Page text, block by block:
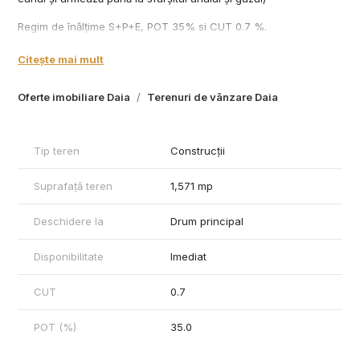
Oferte imobiliare Daia Terenuri de vânzare Daia
Regim de înălțime S+P+E, POT 35% si CUT 0.7 %.
Conform certificatului de urbanism se poate construi locuințe
cu regim redus de înălțime S+P+E, POT 35% si CUT 0.7 %.
Oferim clienților următoarele servicii:
- certificate energetice imobile;
- servicii de evaluare;
- consultanță juridică;
Citește mai mult
Tip teren Construcții
Suprafață teren 1,571 mp
Deschidere la Drum principal
Disponibilitate Imediat
CUT 0.7
POT (%) 35.0